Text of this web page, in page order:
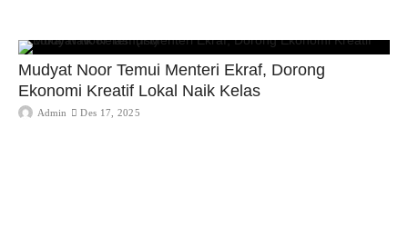
Mudyat Noor Temui Menteri Ekraf, Dorong
Ekonomi Kreatif Lokal Naik Kelas
Admin Des 17, 2025